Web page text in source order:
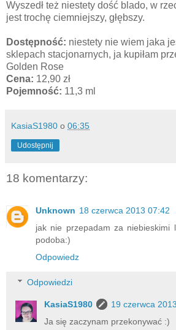
Wyszedł też niestety dość blado, w
jest trochę ciemniejszy, głębszy.
Dostępność: niestety nie wiem jaka
sklepach stacjonarnych, ja kupiłam
Golden Rose
Cena: 12,90 zł
Pojemność: 11,3 ml
KasiaS1980 o 06:35
Udostępnij
18 komentarzy:
Unknown 18 czerwca 2013 07:42
jak nie przepadam za niebieskimi
podoba:)
Odpowiedz
Odpowiedzi
KasiaS1980
19 czerwca
Ja się zaczynam przekonywać :)